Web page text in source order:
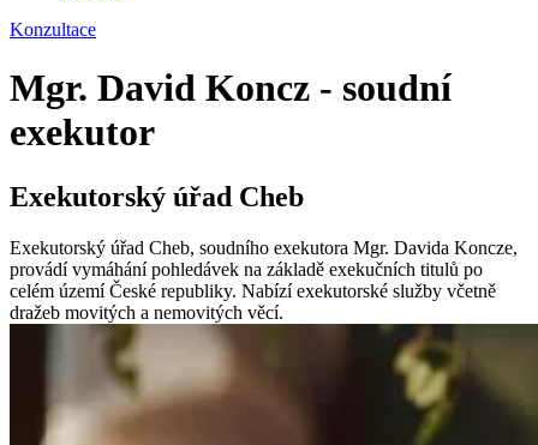
Konzultace
Mgr. David Koncz - soudní
exekutor
Exekutorský úřad Cheb
Exekutorský úřad Cheb, soudního exekutora Mgr. Davida Koncze,
provádí vymáhání pohledávek na základě exekučních titulů po
celém území České republiky. Nabízí exekutorské služby včetně
dražeb movitých a nemovitých věcí.